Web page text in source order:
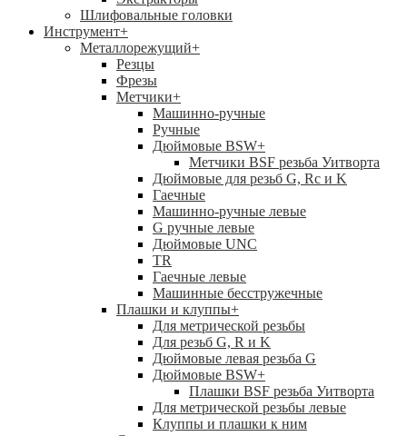
Шлифовальные головки
Инструмент+
Металлорежущий+
Резцы
Фрезы
Метчики+
Машинно-ручные
Ручные
Дюймовые BSW+
Метчики BSF резьба Уитворта
Дюймовые для резьб G, Rc и K
Гаечные
Машинно-ручные левые
G ручные левые
Дюймовые UNC
TR
Гаечные левые
Машинные бесстружечные
Плашки и клуппы+
Для метрической резьбы
Для резьб G, R и K
Дюймовые левая резьба G
Дюймовые BSW+
Плашки BSF резьба Уитворта
Для метрической резьбы левые
Клуппы и плашки к ним